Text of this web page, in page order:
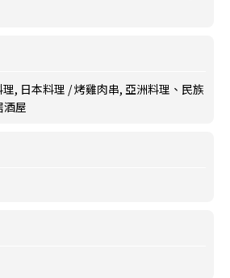
, 日本料理 / 烤雞肉串, 亞洲料理、民族
酒屋